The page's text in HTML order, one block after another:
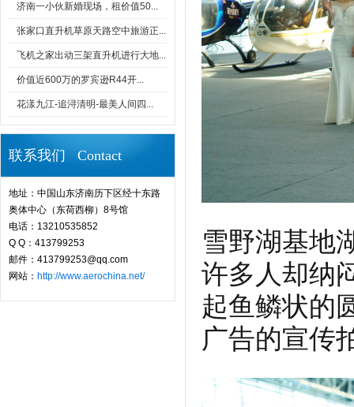
济南一小伙新婚现场，租价值50...
张家口直升机草原天路空中旅游正...
飞机之家出动三架直升机进行大地...
价值近600万的罗宾逊R44开...
花漾九江-追浔清明-最美人间四...
联系我们 Contact
地址：中国山东济南历下区经十东路
奥体中心（东荷西柳）8号馆
电话：13210535852
Q Q：413799253
邮件：413799253@qq.com
网站： http://www.aerochina.net/
雪野湖基地
许多人却纳
起鱼鳞状的
广告的宣传